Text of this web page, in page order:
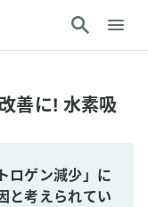
善に! 水素吸
ロゲン減少」に
と考えられてい